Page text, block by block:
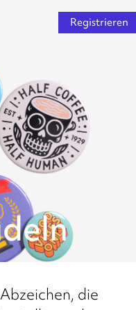
Registrieren
die